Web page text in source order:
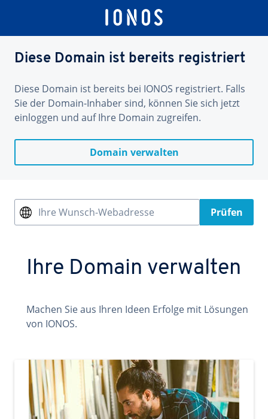
Diese Domain ist bereits registriert
Diese Domain ist bereits bei IONOS registriert. Falls
Sie der Domain-Inhaber sind, können Sie sich jetzt
einloggen und auf Ihre Domain zugreifen.
Domain verwalten
Ihre Wunsch-Webadresse Prüfen
Ihre Domain verwalten
Machen Sie aus Ihren Ideen Erfolge mit Lösungen
von IONOS.